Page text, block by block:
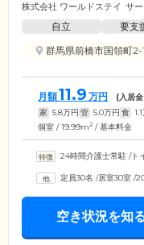
株式会社 ワールドステイ サ
自立 要支
群馬県前橋市国領町2-
月額11.9 万円 (入居金
家 5.8万円 管 5.0万円 食 1.1
個室 / 19.99m2 / 基本料金
24時間介護士常駐 /ト
定員30名 /居室30室 /
空き状況を知